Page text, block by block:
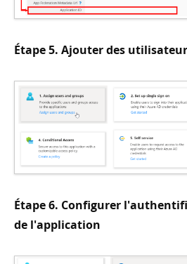
Étape 5. Ajouter des
Étape 6. Configurer
de l'application